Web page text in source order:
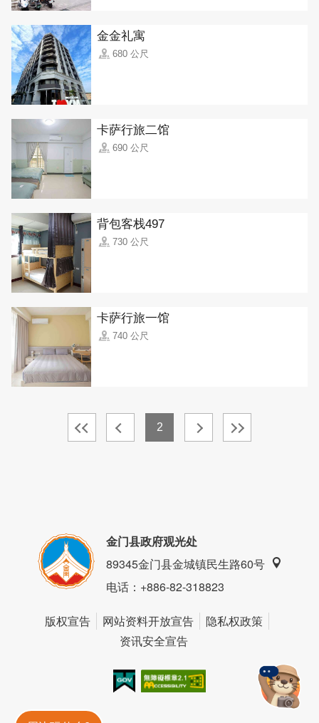
金金礼寓
680 公尺
卡萨行旅二馆
690 公尺
背包客栈497
730 公尺
卡萨行旅一馆
740 公尺
2
金门县政府观光处
89345金门县金城镇民生路60号
电话：+886-82-318823
版权宣告 网站资料开放宣告
隐私权政策
资讯安全宣告